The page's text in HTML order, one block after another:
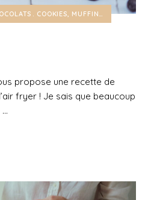
COOKIES, MUFFINS & CO
propose une recette de
fryer ! Je sais que beaucoup
…